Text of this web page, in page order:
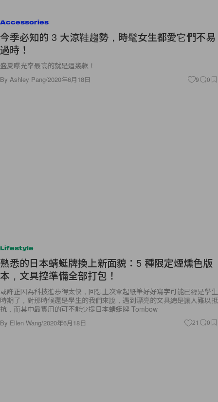
Accessories
今季必知的 3 大涼鞋趨勢，時髦女生都愛它們不易
過時！
盛夏曝光率最高的就是這幾款！
By Ashley Pang/2020年6月18日 9 0
Lifestyle
熟悉的日本蜻蜓牌換上新面貌：5 種限定煙燻色版
本，文具控準備全部打包！
或許正因為科技進步得太快，回想上次拿起紙筆好好寫字可能已經是學生
時期了，對那時候還是學生的我們來說，遇到漂亮的文具總是讓人難以抵
抗，而其中最實用的可不能少提日本蜻蜓牌 Tombow
By Ellen Wang/2020年6月18日 21 0